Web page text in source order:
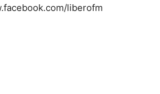
liberofm